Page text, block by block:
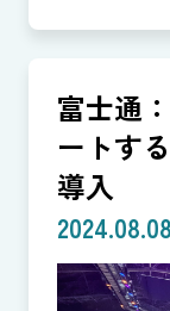
富士通
ートす
導入
2024.08.08